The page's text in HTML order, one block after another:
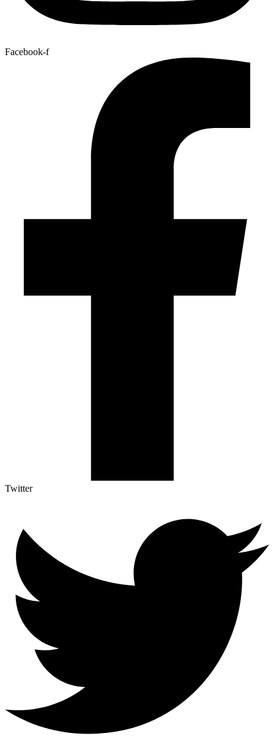
Facebook-f
Twitter